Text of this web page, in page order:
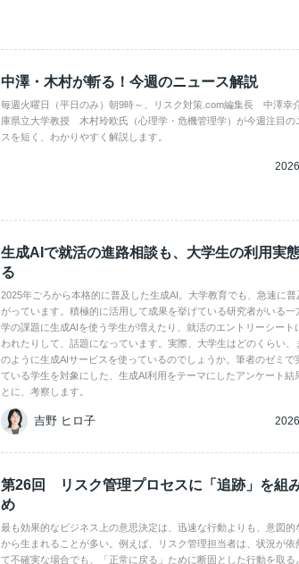
中澤・木村が斬る！今週のニュース解説
毎週火曜日（平日のみ）朝9時～、リスク対策.com編集長 中澤幸
庫県立大学教授 木村玲欧氏（心理学・危機管理学）が今週注目の
スを短く、わかりやすく解説します。
生成AIで就活の進路相談も、大学生の利用実
る
2025年ごろから本格的に普及した生成AI。大学教育でも、急速に普
がっています。積極的に活用して成果を挙げている研究者がいる一
学の課題に生成AIを使う学生が増えたり、就活のエントリーシート
われたりして、話題になっています。実際、大学生はどのくらい、
のように生成AIサービスを使っているのでしょうか。筆者のゼミで
ている学生を対象にした、生成AI利用をテーマにしたアンケート結
とに、考察します。
吉野 ヒロ子
第26回 リスク管理プロセスに「追跡」を組
め
最も効果的なビジネス上の意思決定は、迅速な行動よりも、意図的
から生まれることが多い。例えば、リスク管理担当者は、状況が依
て不確実な場合でも、「正常に戻る」ために断固とした行動を取る